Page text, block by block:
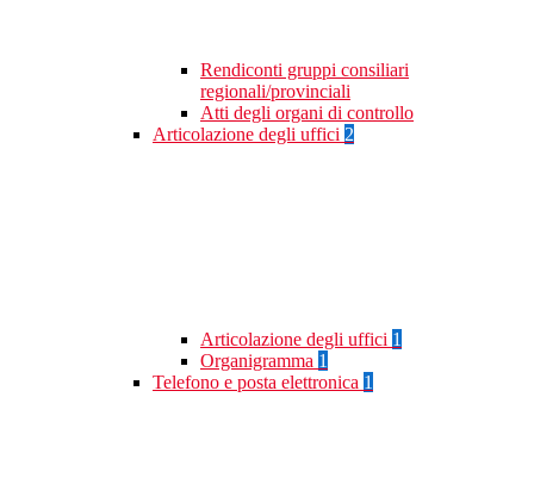
Rendiconti gruppi consiliari
regionali/provinciali
Atti degli organi di controllo
Articolazione degli uffici 2
Articolazione degli uffici 1
Organigramma 1
Telefono e posta elettronica 1